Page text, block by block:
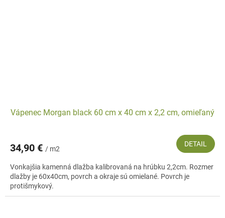
Vápenec Morgan black 60 cm x 40 cm x 2,2 cm, omieľaný
34,90 € / m2
DETAIL
Vonkajšia kamenná dlažba kalibrovaná na hrúbku 2,2cm. Rozmer
dlažby je 60x40cm, povrch a okraje sú omielané. Povrch je
protišmykový.